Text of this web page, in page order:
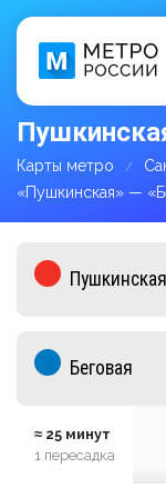
Карты метро
«Пушкинская» —
≈ 25 минут
1 пересадка